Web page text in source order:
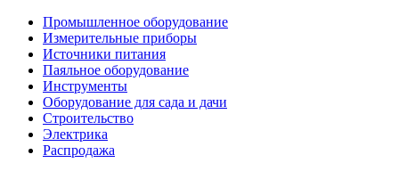
Промышленное оборудование
Измерительные приборы
Источники питания
Паяльное оборудование
Инструменты
Оборудование для сада и дачи
Строительство
Электрика
Распродажа